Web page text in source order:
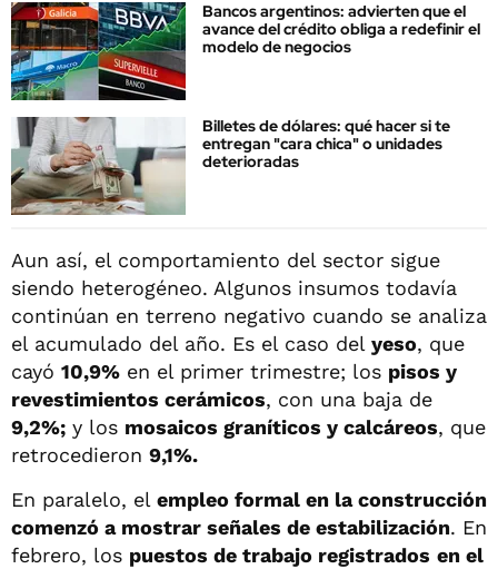
Bancos argentinos: advierten que el
avance del crédito obliga a redefinir el
modelo de negocios
Billetes de dólares: qué hacer si te
entregan "cara chica" o unidades
deterioradas
Aun así, el comportamiento del sector sigue
siendo heterogéneo. Algunos insumos todavía
continúan en terreno negativo cuando se analiza
el acumulado del año. Es el caso del yeso, que
cayó 10,9% en el primer trimestre; los pisos y
revestimientos cerámicos, con una baja de
9,2%; y los mosaicos graníticos y calcáreos, que
retrocedieron 9,1%.
En paralelo, el empleo formal en la construcción
comenzó a mostrar señales de estabilización. En
febrero, los puestos de trabajo registrados en el